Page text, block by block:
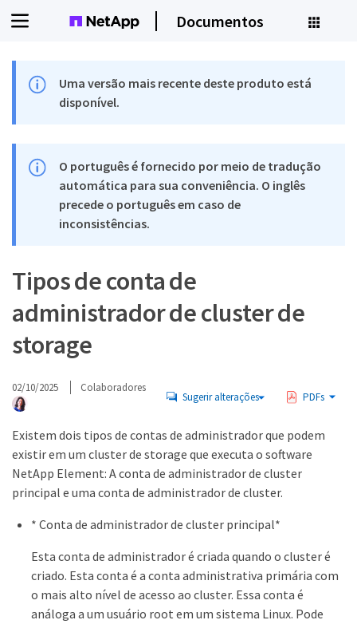
Documentos
Uma versão mais recente deste produto está
disponível.
O português é fornecido por meio de tradução
automática para sua conveniência. O inglês
precede o português em caso de
inconsistências.
Tipos de conta de
administrador de cluster de
storage
02/10/2025 Colaboradores
Sugerir alterações PDFs
Existem dois tipos de contas de administrador que podem
existir em um cluster de storage que executa o software
NetApp Element: A conta de administrador de cluster
principal e uma conta de administrador de cluster.
* Conta de administrador de cluster principal*
Esta conta de administrador é criada quando o cluster é
criado. Esta conta é a conta administrativa primária com
o mais alto nível de acesso ao cluster. Essa conta é
análoga a um usuário root em um sistema Linux. Pode